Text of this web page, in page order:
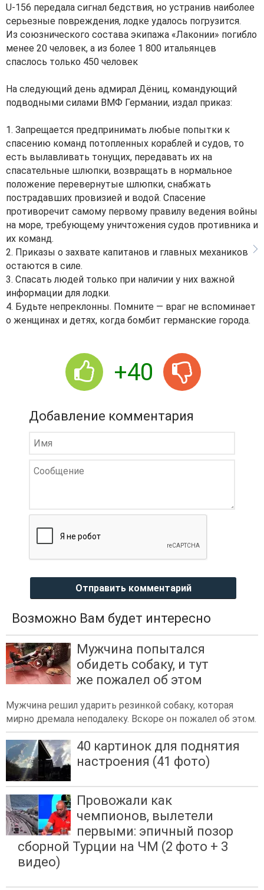
U-156 передала сигнал бедствия, но устранив наиболее
серьезные повреждения, лодке удалось погрузится.
Из союзнического состава экипажа «Лаконии» погибло
менее 20 человек, а из более 1 800 итальянцев
спаслось только 450 человек
На следующий день адмирал Дёниц, командующий
подводными силами ВМФ Германии, издал приказ:
1. Запрещается предпринимать любые попытки к
спасению команд потопленных кораблей и судов, то
есть вылавливать тонущих, передавать их на
спасательные шлюпки, возвращать в нормальное
положение перевернутые шлюпки, снабжать
пострадавших провизией и водой. Спасение
противоречит самому первому правилу ведения войны
на море, требующему уничтожения судов противника и
их команд.
2. Приказы о захвате капитанов и главных механиков
остаются в силе.
3. Спасать людей только при наличии у них важной
информации для лодки.
4. Будьте непреклонны. Помните — враг не вспоминает
о женщинах и детях, когда бомбит германские города.
+40
Добавление комментария
Отправить комментарий
Возможно Вам будет интересно
Мужчина попытался
обидеть собаку, и тут
же пожалел об этом
Мужчина решил ударить резинкой собаку, которая
мирно дремала неподалеку. Вскоре он пожалел об этом.
40 картинок для поднятия
настроения (41 фото)
Провожали как
чемпионов, вылетели
первыми: эпичный позор
сборной Турции на ЧМ (2 фото + 3
видео)